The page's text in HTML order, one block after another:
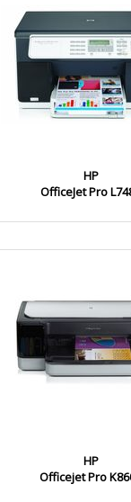
HP
OfficeJet Pro
HP
Officejet Pro